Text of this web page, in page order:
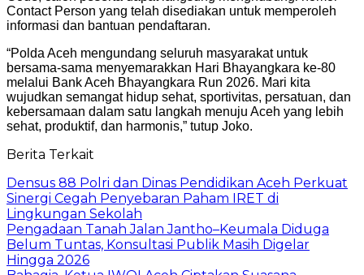
Contact Person yang telah disediakan untuk memperoleh
informasi dan bantuan pendaftaran.
“Polda Aceh mengundang seluruh masyarakat untuk
bersama-sama menyemarakkan Hari Bhayangkara ke-80
melalui Bank Aceh Bhayangkara Run 2026. Mari kita
wujudkan semangat hidup sehat, sportivitas, persatuan, dan
kebersamaan dalam satu langkah menuju Aceh yang lebih
sehat, produktif, dan harmonis,” tutup Joko.
Berita Terkait
Densus 88 Polri dan Dinas Pendidikan Aceh Perkuat
Sinergi Cegah Penyebaran Paham IRET di
Lingkungan Sekolah
Pengadaan Tanah Jalan Jantho–Keumala Diduga
Belum Tuntas, Konsultasi Publik Masih Digelar
Hingga 2026